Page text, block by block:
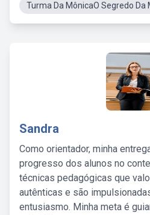
Turma Da MônicaO Segredo Da
Sandra
Como orientador, minha
progresso dos alunos no
técnicas pedagógicas que
autênticas e são
entusiasmo. Minha meta é